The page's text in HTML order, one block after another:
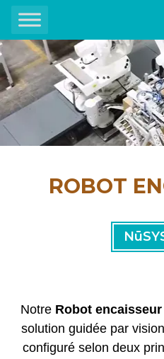
ROBOT
Notre Robot encaisseur
solution guidée par
configuré selon deux